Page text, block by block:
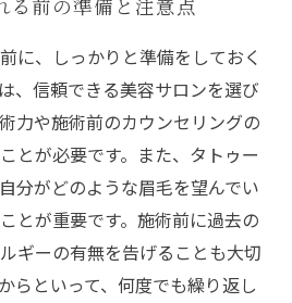
る前の準備と注意点
に、しっかりと準備をしておく
、信頼できる美容サロンを選び
力や施術前のカウンセリングの
とが必要です。また、タトゥー
分がどのような眉毛を望んでい
とが重要です。施術前に過去の
ギーの有無を告げることも大切
らといって、何度でも繰り返し